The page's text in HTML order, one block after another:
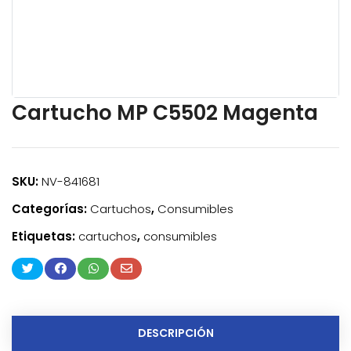
Cartucho MP C5502 Magenta
SKU:NV-841681
Categorías: Cartuchos, Consumibles
Etiquetas: cartuchos, consumibles
DESCRIPCIÓN